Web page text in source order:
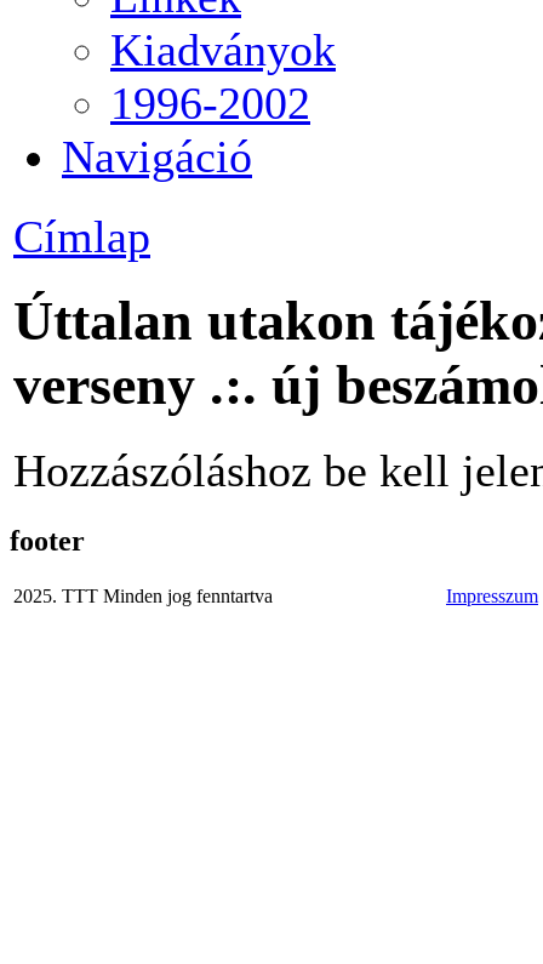
Kiadványok
1996-2002
Navigáció
Címlap
Úttalan utakon
verseny .:. új
Hozzászóláshoz be kell
footer
2025. TTT Minden jog fenntartva Impresszum